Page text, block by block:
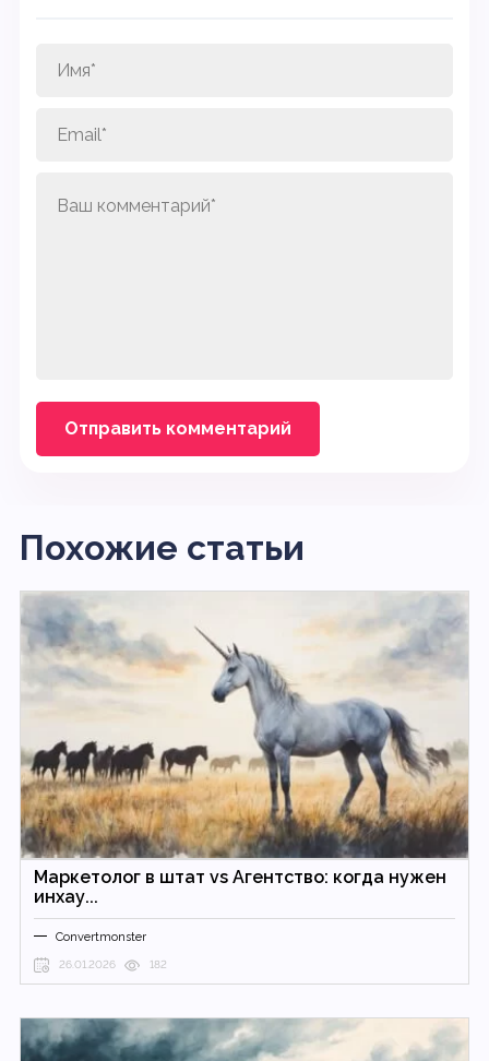
Похожие статьи
Маркетолог в штат vs Агентство: когда нужен
инхау...
Convertmonster
26.01.2026 182